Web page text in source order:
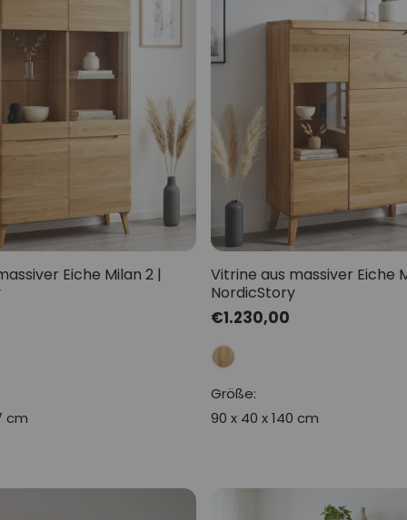
Eiche Milan 2 |
cm
Vitrine aus massiver Eiche
NordicStory
Normaler
Preis
€1.230,00
Größe:
90 x 40 x 140 cm